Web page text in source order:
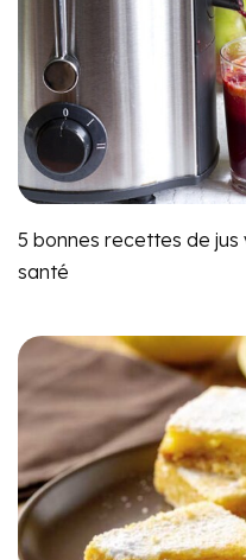
5 bonnes recettes de
santé